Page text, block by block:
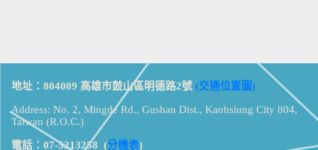
地址：804009 高雄市鼓山區明德路2號 (交通位置圖)
Address: No. 2, Mingde Rd., Gushan Dist., Kaohsiung City 804,
Taiwan (R.O.C.)
電話：07-5213258 (分機表)